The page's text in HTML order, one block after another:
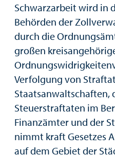
Schwarzarbeit wird in
Behörden der
durch die
großen
Verfolgung von
Staatsanwaltschaften,
Steuerstraftaten im
Finanzämter und der
nimmt kraft Gesetzes
auf dem Gebiet der